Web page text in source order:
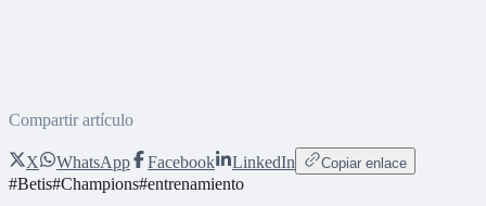
Compartir artículo
X WhatsApp Facebook LinkedIn Copiar enlace
#Betis#Champions#entrenamiento